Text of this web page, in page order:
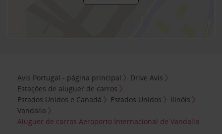
Avis Portugal - página principal
Drive Avis
Estações de aluguer de carros
Estados Unidos e Canadá
Estados Unidos
Ilinóis
Vandalia
Aluguer de carros Aeroporto Internacional de Vandalia